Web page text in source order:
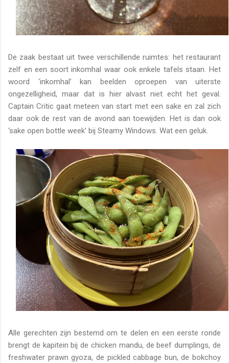
De zaak bestaat uit twee verschillende ruimtes: het restaurant
zelf en een soort inkomhal waar ook enkele tafels staan. Het
woord ‘inkomhal’ kan beelden oproepen van uiterste
ongezelligheid, maar dat is hier alvast niet echt het geval.
Captain Critic gaat meteen van start met een sake en zal zich
daar ook de rest van de avond aan toewijden. Het is dan ook
‘sake open bottle week’ bij Steamy Windows. Wat een geluk.
Alle gerechten zijn bestemd om te delen en een eerste ronde
brengt de kapitein bij de chicken mandu, de beef dumplings, de
freshwater prawn gyoza, de pickled cabbage bun, de bokchoy